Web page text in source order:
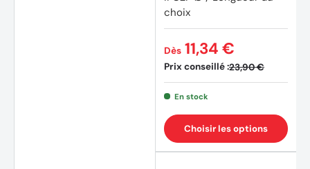
(2
choix
Prix conseillé :23,90 €
Dès 11,34 €
En stock
Choisir les options